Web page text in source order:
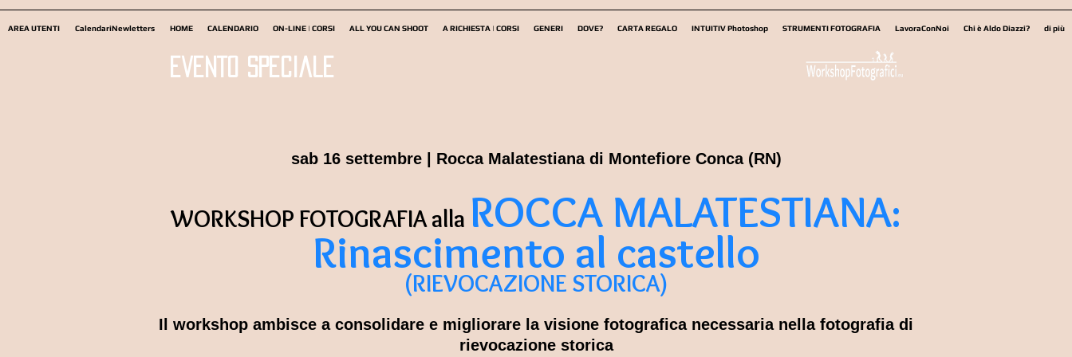
AREA UTENTI CalendariNewletters HOME CALENDARIO ON-LINE | CORSI ALL YOU CAN SHOOT A RICHIESTA | CORSI GENERI DOVE? CARTA REGALO INTUITIV Photoshop STRUMENTI FOTOGRAFIA LavoraConNoi Chi è Aldo Diazzi? di più
evento speciale
sab 16 settembre | Rocca Malatestiana di Montefiore Conca (RN)
WORKSHOP FOTOGRAFIAalla ROCCA MALATESTIANA:
Rinascimento al castello
(RIEVOCAZIONE STORICA)
Il workshop ambisce a consolidare e migliorare la visione fotografica necessaria nellafotografia di
rievocazione storica